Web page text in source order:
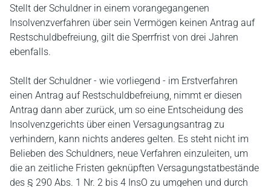
Stellt der Schuldner in einem vorangegangenen
Insolvenzverfahren über sein Vermögen keinen Antrag auf
Restschuldbefreiung, gilt die Sperrfrist von drei Jahren
ebenfalls.
Stellt der Schuldner - wie vorliegend - im Erstverfahren
einen Antrag auf Restschuldbefreiung, nimmt er diesen
Antrag dann aber zurück, um so eine Entscheidung des
Insolvenzgerichts über einen Versagungsantrag zu
verhindern, kann nichts anderes gelten. Es steht nicht im
Belieben des Schuldners, neue Verfahren einzuleiten, um
die an zeitliche Fristen geknüpften Versagungstatbestände
des § 290 Abs. 1 Nr. 2 bis 4 InsO zu umgehen und durch